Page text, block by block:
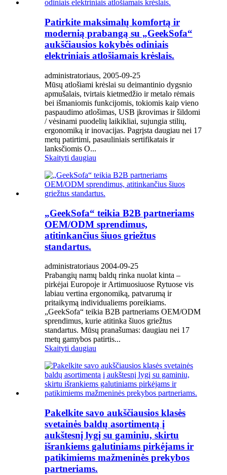
Patirkite maksimalų komfortą ir
modernią prabangą su „GeekSofa“
aukščiausios kokybės odiniais
elektriniais atlošiamais krėslais.
administratoriaus, 2005-09-25
Mūsų atlošiami krėslai su deimantinio dygsnio
apmušalais, tvirtais kietmedžio ir metalo rėmais
bei išmaniomis funkcijomis, tokiomis kaip vieno
paspaudimo atlošimas, USB įkrovimas ir šildomi
/ vėsinami puodelių laikikliai, sujungia stilių,
ergonomiką ir inovacijas. Pagrįsta daugiau nei 17
metų patirtimi, pasauliniais sertifikatais ir
lanksčiomis O...
Skaityti daugiau
„GeekSofa“ teikia B2B partneriams
OEM/ODM sprendimus,
atitinkančius šiuos griežtus
standartus.
administratoriaus 2004-09-25
Prabangių namų baldų rinka nuolat kinta –
pirkėjai Europoje ir Artimuosiuose Rytuose vis
labiau vertina ergonomiką, patvarumą ir
pritaikymą individualiems poreikiams.
„GeekSofa“ teikia B2B partneriams OEM/ODM
sprendimus, kurie atitinka šiuos griežtus
standartus. Mūsų pranašumas: daugiau nei 17
metų gamybos patirtis...
Skaityti daugiau
Pakelkite savo aukščiausios klasės
svetainės baldų asortimentą į
aukštesnį lygį su gaminiu, skirtu
išrankiems galutiniams pirkėjams ir
patikimiems mažmeninės prekybos
partneriams.